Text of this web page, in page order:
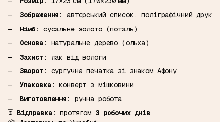
Зображення:
авторський список, поліграфічний друк
Німб:
сусальне золото (поталь)
Основа:
натуральне дерево (ольха)
Захист:
лак від вологи
Зворот:
сургучна печатка зі знаком Афону
Упаковка:
конверт з мішковини
Виготовлення:
ручна робота
⏳ Відправка: протягом 3 робочих днів